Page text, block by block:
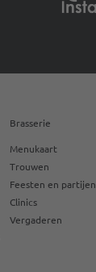
Brasserie
Menukaart
Trouwen
Feesten en partijen
Clinics
Vergaderen